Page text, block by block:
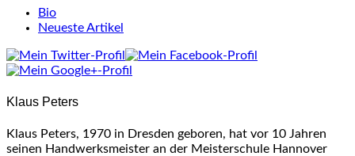
following
tabs
change
below.
Bio
Neueste Artikel
Klaus Peters
Klaus Peters, 1970 in Dresden geboren, hat vor 10 Jahren
seinen Handwerksmeister an der Meisterschule Hannover